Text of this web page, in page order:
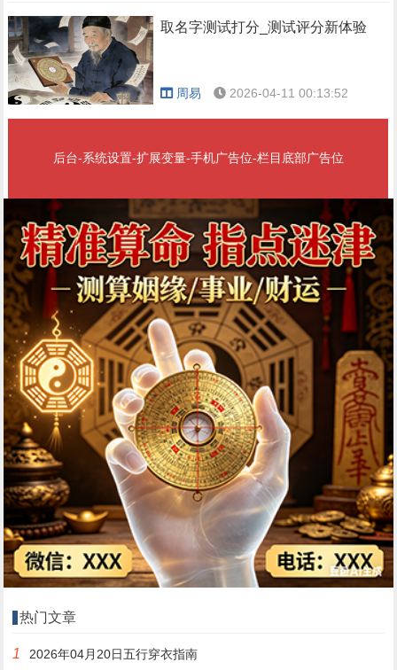
取名字测试打分_测试评分新体验
周易 2026-04-11 00:13:52
后台-系统设置-扩展变量-手机广告位-栏目底部广告位
热门文章
1 2026年04月20日五行穿衣指南